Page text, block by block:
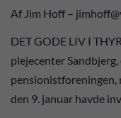
Af Jim Hoff –
DET GODE LIV I
plejecenter
pensionistforeningen,
den 9. januar havde